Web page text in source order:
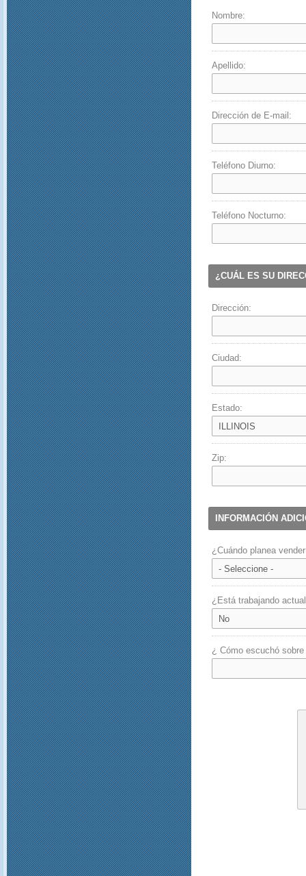
Nombre:
Apellido:
Dirección de E-mail:
Teléfono Diurno:
Teléfono Nocturno:
¿CUÁL ES SU
Dirección:
Ciudad:
Estado:
Zip:
INFORMACIÓN
¿Cuándo planea
¿Está trabajando
¿ Cómo escuchó